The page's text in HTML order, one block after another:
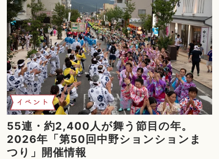
イベント
55連・約2,400人が舞う節目の年。
2026年「第50回中野ションションま
つり」開催情報